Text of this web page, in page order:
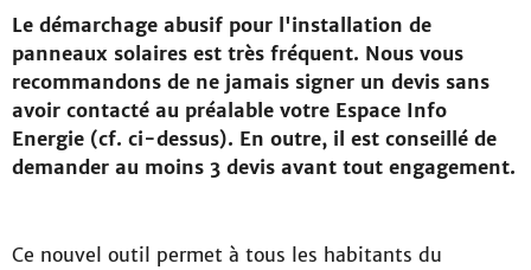
Le démarchage abusif pour l'installation de
panneaux solaires est très fréquent. Nous vous
recommandons de ne jamais signer un devis sans
avoir contacté au préalable votre Espace Info
Energie (cf. ci-dessus). En outre, il est conseillé de
demander au moins 3 devis avant tout engagement.
Ce nouvel outil permet à tous les habitants du